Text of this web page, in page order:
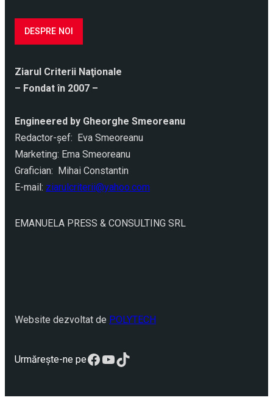
DESPRE NOI
Ziarul Criterii Naţionale
– Fondat în 2007 –
Engineered by Gheorghe Smeoreanu
Redactor-şef: Eva Smeoreanu
Marketing: Ema Smeoreanu
Grafician: Mihai Constantin
E-mail: ziarulcriterii@yahoo.com
EMANUELA PRESS & CONSULTING SRL
Website dezvoltat de POLYTECH
Urmărește-ne peFacebook
YouTube
TikTok